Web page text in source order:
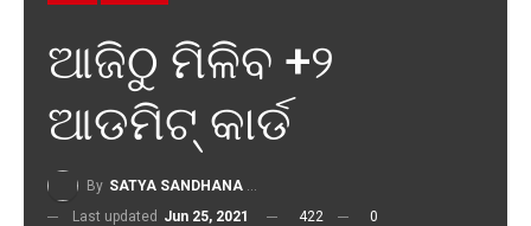
ଆଜିଠୁ ମିଳିବ +୨
ଆଡମିଟ୍ କାର୍ଡ
By SATYA SANDHANA DESK
Last updated Jun 25, 2021 422 0